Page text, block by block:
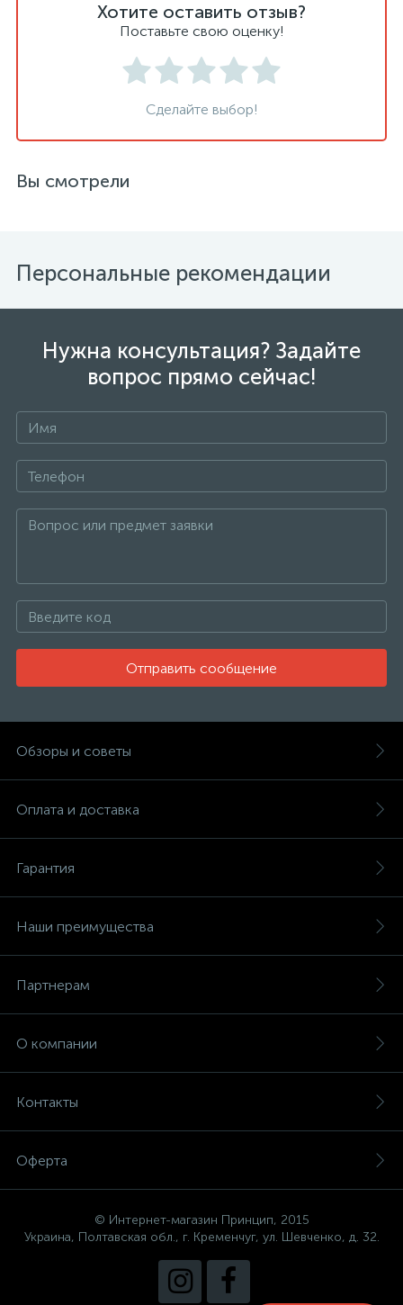
Хотите оставить отзыв?
Поставьте свою оценку!
Сделайте выбор!
Вы смотрели
Персональные рекомендации
Нужна консультация? Задайте
вопрос прямо сейчас!
Отправить сообщение
Обзоры и советы
Оплата и доставка
Гарантия
Наши преимущества
Партнерам
О компании
Контакты
Оферта
© Интернет-магазин Принцип, 2015
Украина, Полтавская обл., г. Кременчуг, ул. Шевченко, д. 32.